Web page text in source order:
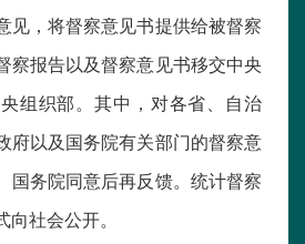
见，将督察意见书提供给被督察
察报告以及督察意见书移交中央
组织部。其中，对各省、自治
府以及国务院有关部门的督察意
国务院同意后再反馈。统计督察
社会公开。